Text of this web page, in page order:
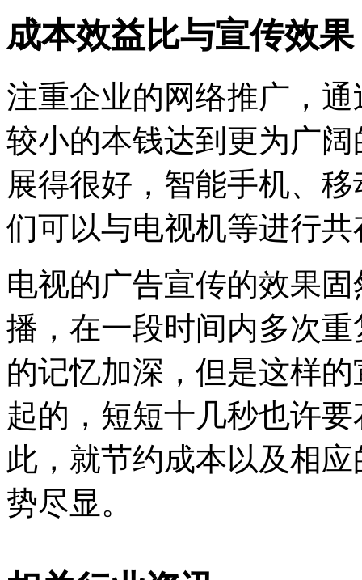
成本效益比与宣传效果
注重企业的网络推广，
较小的本钱达到更为广
展得很好，智能手机、
们可以与电视机等进行
电视的广告宣传的效果
播，在一段时间内多次
的记忆加深，但是这样
起的，短短十几秒也许
此，就节约成本以及相
势尽显。